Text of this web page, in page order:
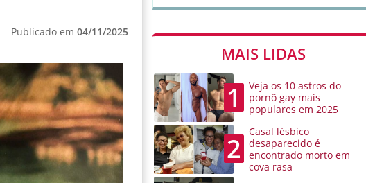
Publicado em 04/11/2025
MAIS LIDAS
1
Veja os 10 astros do
pornô gay mais
populares em 2025
2
Casal lésbico
desaparecido é
encontrado morto em
cova rasa